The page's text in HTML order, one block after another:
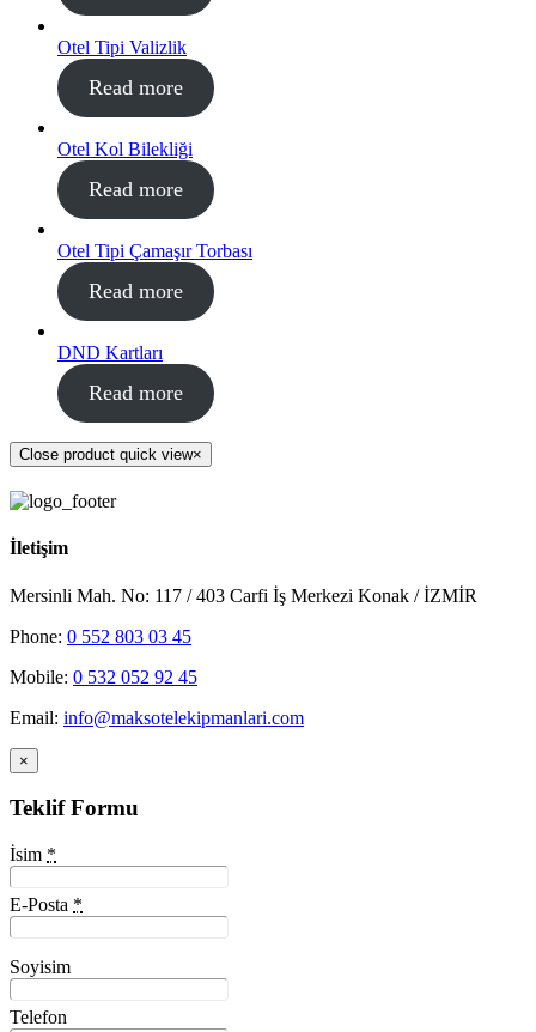
Otel Tipi Valizlik
Read more
Otel Kol Bilekliği
Read more
Otel Tipi Çamaşır Torbası
Read more
DND Kartları
Read more
Close product quick view×
İletişim
Mersinli Mah. No: 117 / 403 Carfi İş Merkezi Konak / İZMİR
Phone: 0 552 803 03 45
Mobile: 0 532 052 92 45
Email: info@maksotelekipmanlari.com
×
Teklif Formu
İsim *
E-Posta *
Soyisim
Telefon